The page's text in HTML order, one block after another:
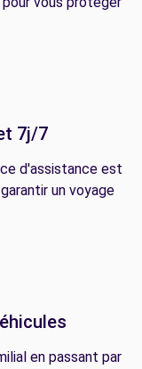
7j/7
d'assistance est
un voyage
en passant par